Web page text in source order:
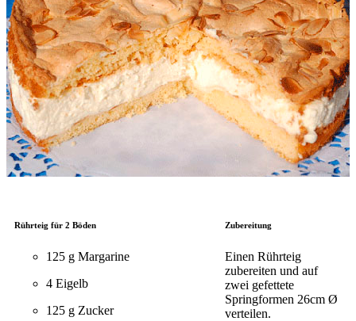
Rührteig für 2 Böden
125 g Margarine
4 Eigelb
125 g Zucker
Zubereitung
Einen Rührteig
zubereiten und auf
zwei gefettete
Springformen 26cm Ø
verteilen.